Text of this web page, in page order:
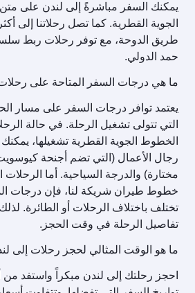
يمكنك السفر مباشرةً إلى لندن على
طريق الدوحة، مع توفر رحلات ربط
حمد الدولي.
ما هي درجات السفر المتاحة على
يعتمد توافر درجات السفر على مسار
التي تتولى تشغيل الرحلة. في حالة
الخطوط الجوية القطرية تشغيلها،
رجال الأعمال (التي تضم أجنحة
مختارة) والدرجة السياحية. أما الرحلات
خطوط طيران شريكة لنا، فإن درجات
تختلف باختلاف الرحلات أو الطائرة.
تفاصيل الرحلة في وقت الحجز.
ما هو الوقت المثالي لحجز رحلات إلى
احجز رحلتك إلى لندن مبكراً واستفد